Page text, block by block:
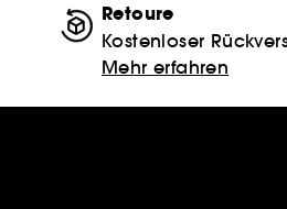
Retoure
Kostenloser
Mehr erfahren